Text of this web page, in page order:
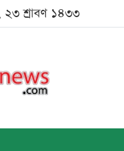
শ্রাবণ ১৪৩৩